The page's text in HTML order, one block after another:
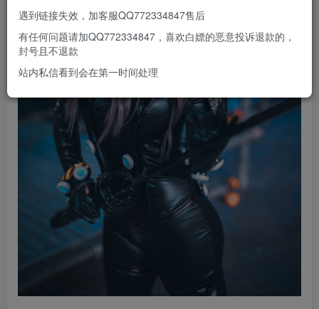
遇到链接失效，加客服QQ772334847售后
有任何问题请加QQ772334847，喜欢白嫖的恶意投诉退款的，
封号且不退款
站内私信看到会在第一时间处理